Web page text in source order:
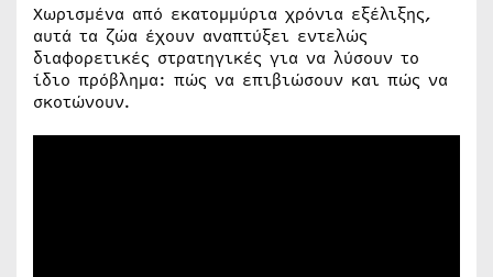
Χωρισμένα από εκατομμύρια χρόνια εξέλιξης,
αυτά τα ζώα έχουν αναπτύξει εντελώς
διαφορετικές στρατηγικές για να λύσουν το
ίδιο πρόβλημα: πώς να επιβιώσουν και πώς να
σκοτώνουν.